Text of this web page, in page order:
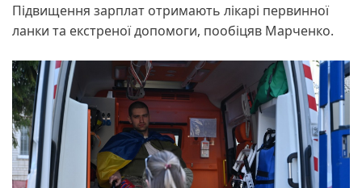
Підвищення зарплат отримають лікарі первинної
ланки та екстреної допомоги, пообіцяв Марченко.